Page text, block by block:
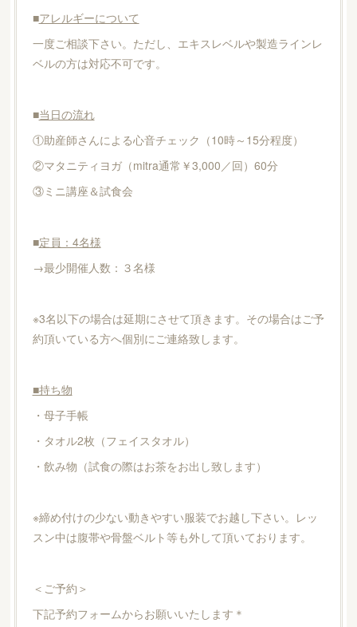
■アレルギーについて
一度ご相談下さい。ただし、エキスレベルや製造ラインレ
ベルの方は対応不可です。
■当日の流れ
①助産師さんによる心音チェック（10時～15分程度）
②マタニティヨガ（mitra通常￥3,000／回）60分
③ミニ講座＆試食会
■定員：4名様
→最少開催人数：３名様
※3名以下の場合は延期にさせて頂きます。その場合はご予
約頂いている方へ個別にご連絡致します。
■持ち物
・母子手帳
・タオル2枚（フェイスタオル）
・飲み物（試食の際はお茶をお出し致します）
※締め付けの少ない動きやすい服装でお越し下さい。レッ
スン中は腹帯や骨盤ベルト等も外して頂いております。
＜ご予約＞
下記予約フォームからお願いいたします＊